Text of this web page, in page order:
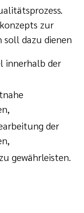
zur
soll dazu dienen
innerhalb der
der
gewährleisten.